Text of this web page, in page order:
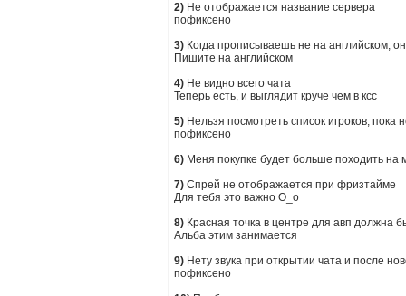
2) Не отображается название сервера
пофиксено
3) Когда прописываешь не на английском,
Пишите на английском
4) Не видно всего чата
Теперь есть, и выглядит круче чем в ксс
5) Нельзя посмотреть список игроков, пока
пофиксено
6) Меня покупке будет больше походить на
7) Спрей не отображается при фризтайме
Для тебя это важно О_о
8) Красная точка в центре для авп должна
Альба этим занимается
9) Нету звука при открытии чата и после
пофиксено